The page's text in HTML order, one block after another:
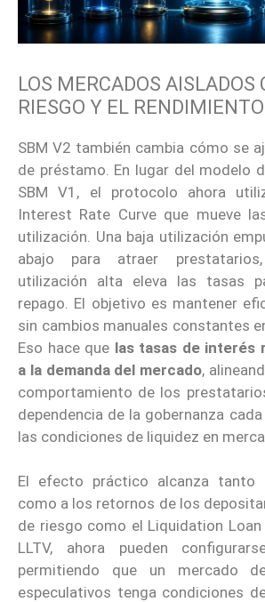
LOS MERCADOS
RIESGO Y EL RENDIMIENTO
SBM V2 también cambia cómo se
de préstamo. En lugar del modelo
SBM V1, el protocolo ahora
Interest Rate Curve que mueve
utilización. Una baja utilización
abajo para atraer
utilización alta eleva las tasas
repago. El objetivo es mantener
sin cambios manuales constantes
Eso hace que las tasas de interés
a la demanda del mercado,
comportamiento de los
dependencia de la gobernanza
las condiciones de liquidez en
El efecto práctico alcanza tanto
como a los retornos de los
de riesgo como el Liquidation
LLTV, ahora pueden
permitiendo que un mercado
especulativos tenga condiciones